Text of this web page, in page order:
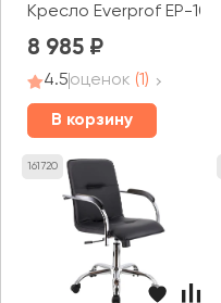
Кресло Everprof EP-100
8 985
4.5оценок (1)
В корзину
161720